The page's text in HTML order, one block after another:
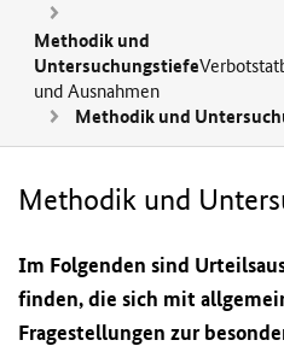
Methodik und
Untersuchungstiefe
und Ausnahmen
Methodik und
Methodik und
Im Folgenden sind
finden, die sich mit
Fragestellungen zur